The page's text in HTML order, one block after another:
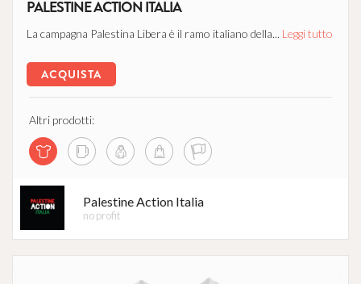
PALESTINE ACTION ITALIA
La campagna Palestina Libera è il ramo italiano della... Leggi tutto
ACQUISTA
Altri prodotti:
Palestine Action Italia
no profit